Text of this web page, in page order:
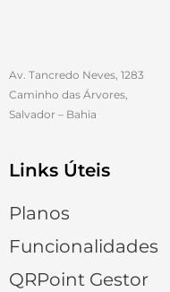
Av. Tancredo Neves, 1283
Caminho das Árvores,
Salvador – Bahia
Links Úteis
Planos
Funcionalidades
QRPoint Gestor